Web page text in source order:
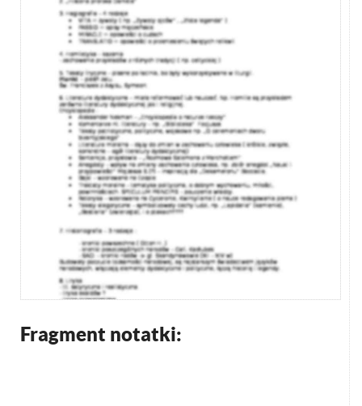
Fragment notatki: